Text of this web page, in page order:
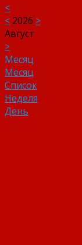
<
< 2026 >
Август
>
Месяц
Месяц
Список
Неделя
День